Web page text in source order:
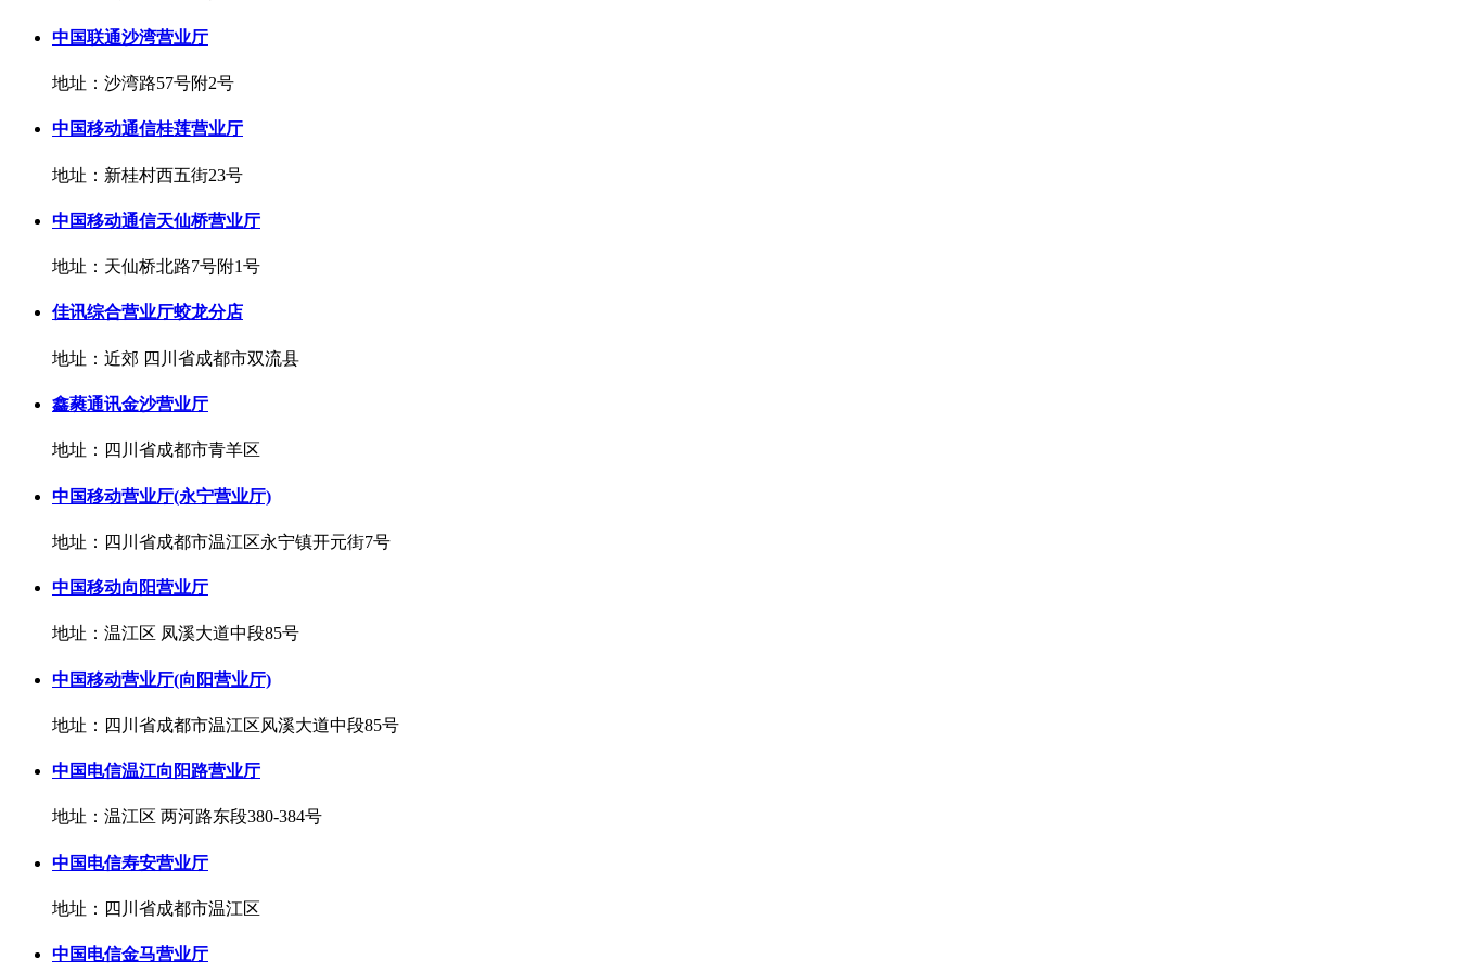
中国联通沙湾营业厅
地址：沙湾路57号附2号
中国移动通信桂莲营业厅
地址：新桂村西五街23号
中国移动通信天仙桥营业厅
地址：天仙桥北路7号附1号
佳讯综合营业厅蛟龙分店
地址：近郊 四川省成都市双流县
鑫蕤通讯金沙营业厅
地址：四川省成都市青羊区
中国移动营业厅(永宁营业厅)
地址：四川省成都市温江区永宁镇开元街7号
中国移动向阳营业厅
地址：温江区 凤溪大道中段85号
中国移动营业厅(向阳营业厅)
地址：四川省成都市温江区风溪大道中段85号
中国电信温江向阳路营业厅
地址：温江区 两河路东段380-384号
中国电信寿安营业厅
地址：四川省成都市温江区
中国电信金马营业厅